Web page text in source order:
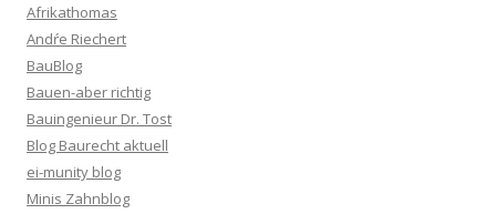
Afrikathomas
Andŕe Riechert
BauBlog
Bauen-aber richtig
Bauingenieur Dr. Tost
Blog Baurecht aktuell
ei-munity blog
Minis Zahnblog